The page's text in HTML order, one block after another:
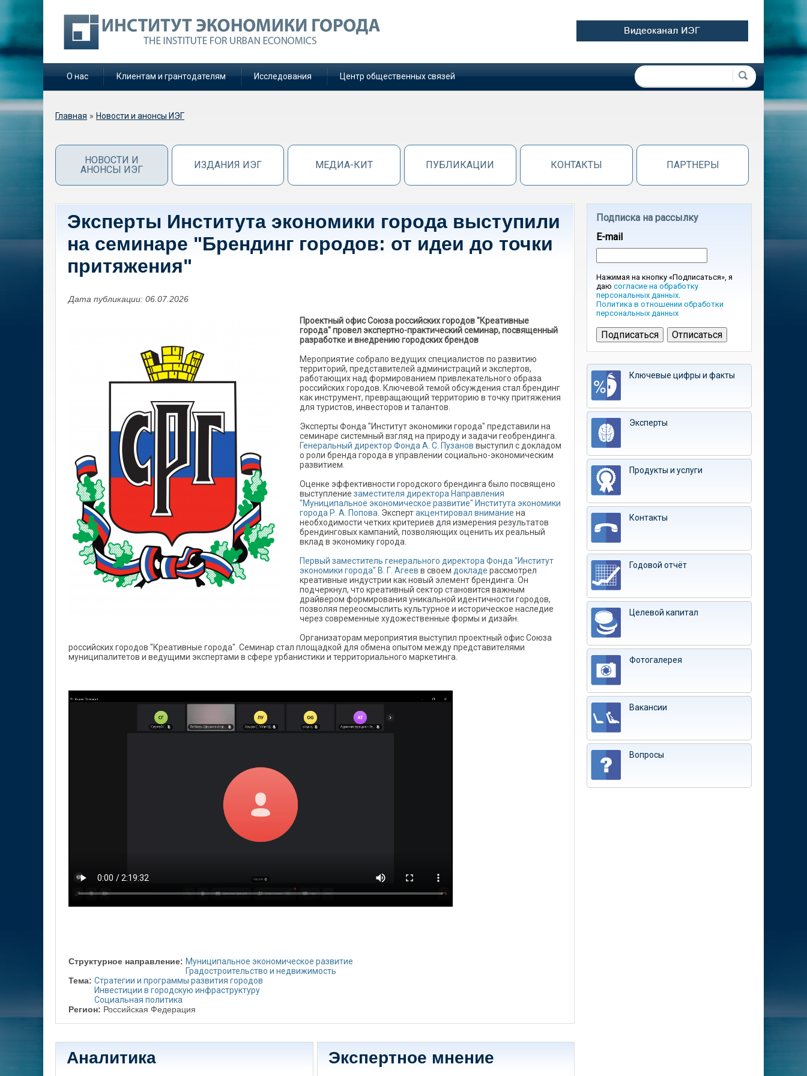
О нас Клиентам и грантодателям Исследования Центр общественных связей Форма поиска
Поиск
Вы здесь
Главная » Новости и анонсы ИЭГ
НОВОСТИ И
АНОНСЫ ИЭГ
ИЗДАНИЯ ИЭГ МЕДИА-КИТ ПУБЛИКАЦИИ КОНТАКТЫ ПАРТНЕРЫ
Эксперты Института экономики города выступили
на семинаре "Брендинг городов: от идеи до точки
притяжения"
Дата публикации: 06.07.2026
Проектный офис Союза российских городов "Креативные
города" провел экспертно-практический семинар, посвященный
разработке и внедрению городских брендов
Мероприятие собрало ведущих специалистов по развитию
территорий, представителей администраций и экспертов,
работающих над формированием привлекательного образа
российских городов. Ключевой темой обсуждения стал брендинг
как инструмент, превращающий территорию в точку притяжения
для туристов, инвесторов и талантов.
Эксперты Фонда "Институт экономики города" представили на
семинаре системный взгляд на природу и задачи геобрендинга.
Генеральный директор Фонда А. С. Пузанов выступил с докладом
о роли бренда города в управлении социально-экономическим
развитием.
Оценке эффективности городского брендинга было посвящено
выступление заместителя директора Направления
"Муниципальное экономическое развитие" Института экономики
города Р. А. Попова . Экспертакцентировал внимание на
необходимости четких критериев для измерения результатов
брендинговых кампаний, позволяющих оценить их реальный
вклад в экономику города.
Первый заместитель генерального директора Фонда "Институт
экономики города" В. Г. Агеев в своем докладе рассмотрел
креативные индустрии как новый элемент брендинга. Он
подчеркнул, что креативный сектор становится важным
драйвером формирования уникальной идентичности городов,
позволяя переосмыслить культурное и историческое наследие
через современные художественные формы и дизайн.
Организаторам мероприятия выступил проектный офис Союза
российских городов "Креативные города". Семинар стал площадкой для обмена опытом между представителями
муниципалитетов и ведущими экспертами в сфере урбанистики и территориального маркетинга.
Структурное направление: Муниципальное экономическое развитие
Градостроительство и недвижимость
Тема: Стратегии и программы развития городов
Инвестиции в городскую инфраструктуру
Социальная политика
Регион: Российская Федерация
Аналитика Экспертное мнение
Подписка на рассылку
E-mail
Нажимая на кнопку «Подписаться», я
даю согласие на обработку
персональных данных.
Политика в отношении обработки
персональных данных
Ключевые цифры и факты
Эксперты
Продукты и услуги
Контакты
Годовой отчёт
Целевой капитал
Фотогалерея
Вакансии
Вопросы